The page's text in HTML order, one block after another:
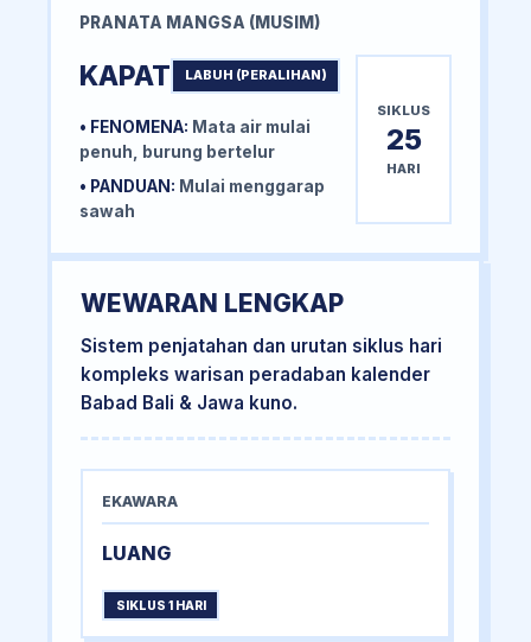
PRANATA MANGSA (MUSIM)
KAPAT LABUH (PERALIHAN)
• FENOMENA: Mata air mulai
penuh, burung bertelur
• PANDUAN: Mulai menggarap
sawah
SIKLUS
25
HARI
WEWARAN LENGKAP
Sistem penjatahan dan urutan siklus hari
kompleks warisan peradaban kalender
Babad Bali & Jawa kuno.
EKAWARA
LUANG
SIKLUS 1 HARI